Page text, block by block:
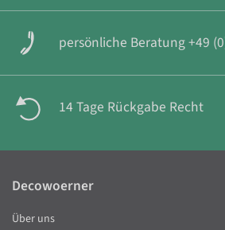
persönliche Beratung +49
14 Tage Rückgabe Recht
Decowoerner
Über uns